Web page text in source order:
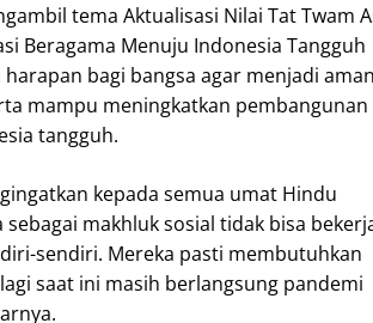
tema Aktualisasi Nilai Tat Twam
Beragama Menuju Indonesia Tangguh
bagi bangsa agar menjadi
mampu meningkatkan pembangunan
tangguh.
kepada semua umat Hindu
sebagai makhluk sosial tidak bisa
sendiri. Mereka pasti membutuhkan
saat ini masih berlangsung pandemi